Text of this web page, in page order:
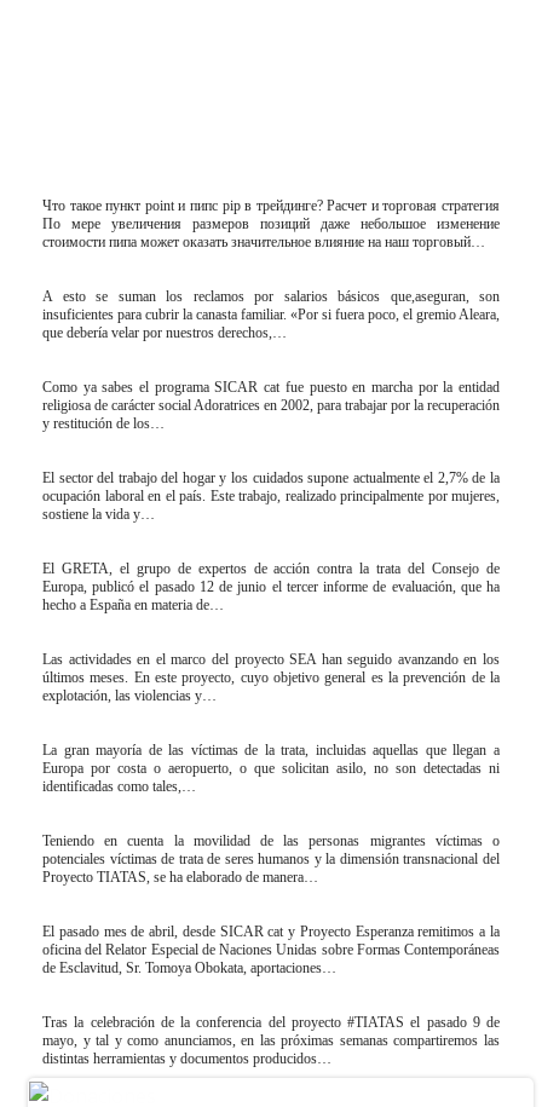
Что такое пункт point и пипс pip в трейдинге? Расчет и торговая стратегия
По мере увеличения размеров позиций даже небольшое изменение
стоимости пипа может оказать значительное влияние на наш торговый…
A esto se suman los reclamos por salarios básicos que,aseguran, son
insuficientes para cubrir la canasta familiar. «Por si fuera poco, el gremio Aleara,
que debería velar por nuestros derechos,…
Como ya sabes el programa SICAR cat fue puesto en marcha por la entidad
religiosa de carácter social Adoratrices en 2002, para trabajar por la recuperación
y restitución de los…
El sector del trabajo del hogar y los cuidados supone actualmente el 2,7% de la
ocupación laboral en el país. Este trabajo, realizado principalmente por mujeres,
sostiene la vida y…
El GRETA, el grupo de expertos de acción contra la trata del Consejo de
Europa, publicó el pasado 12 de junio el tercer informe de evaluación, que ha
hecho a España en materia de…
Las actividades en el marco del proyecto SEA han seguido avanzando en los
últimos meses. En este proyecto, cuyo objetivo general es la prevención de la
explotación, las violencias y…
La gran mayoría de las víctimas de la trata, incluidas aquellas que llegan a
Europa por costa o aeropuerto, o que solicitan asilo, no son detectadas ni
identificadas como tales,…
Teniendo en cuenta la movilidad de las personas migrantes víctimas o
potenciales víctimas de trata de seres humanos y la dimensión transnacional del
Proyecto TIATAS, se ha elaborado de manera…
El pasado mes de abril, desde SICAR cat y Proyecto Esperanza remitimos a la
oficina del Relator Especial de Naciones Unidas sobre Formas Contemporáneas
de Esclavitud, Sr. Tomoya Obokata, aportaciones…
Tras la celebración de la conferencia del proyecto #TIATAS el pasado 9 de
mayo, y tal y como anunciamos, en las próximas semanas compartiremos las
distintas herramientas y documentos producidos…